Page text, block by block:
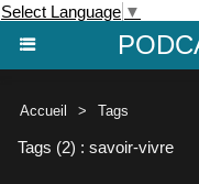
Select Language ▼
Accueil > Tags
Tags (2) : savoir-vivre